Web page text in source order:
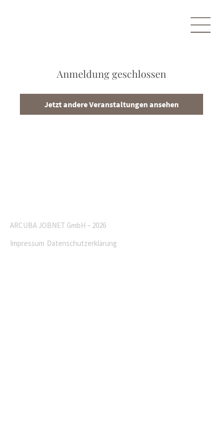
Anmeldung geschlossen
Jetzt andere Veranstaltungen ansehen
ARCUBA JOBNET GmbH – 2026
Impressum Datenschutzerklärung